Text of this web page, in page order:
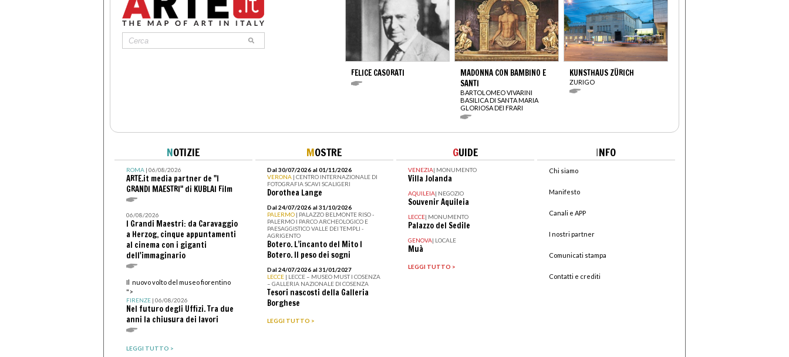
FELICE CASORATI
MADONNA CON BAMBINO E
SANTI
BARTOLOMEO VIVARINI
BASILICA DI SANTA MARIA
GLORIOSA DEI FRARI
KUNSTHAUS ZÜRICH
ZURIGO
NOTIZIE
ROMA| 06/08/2026
ARTE.it media partner de "I
GRANDI MAESTRI" di KUBLAI Film
06/08/2026
I Grandi Maestri: da Caravaggio
a Herzog, cinque appuntamenti
al cinema con i giganti
dell'immaginario
Il nuovo volto del museo fiorentino
">
FIRENZE| 06/08/2026
Nel futuro degli Uffizi. Tra due
anni la chiusura dei lavori
LEGGI TUTTO >
MOSTRE
Dal 30/07/2026 al 01/11/2026
VERONA | CENTRO INTERNAZIONALE DI
FOTOGRAFIA SCAVI SCALIGERI
Dorothea Lange
Dal 24/07/2026 al 31/10/2026
PALERMO | PALAZZO BELMONTE RISO -
PALERMO I PARCO ARCHEOLOGICO E
PAESAGGISTICO VALLE DEI TEMPLI -
AGRIGENTO
Botero. L’incanto del Mito I
Botero. Il peso dei sogni
Dal 24/07/2026 al 31/01/2027
LECCE | LECCE – MUSEO MUST I COSENZA
– GALLERIA NAZIONALE DI COSENZA
Tesori nascosti della Galleria
Borghese
LEGGI TUTTO >
GUIDE
VENEZIA| MONUMENTO
Villa Jolanda
AQUILEIA| NEGOZIO
Souvenir Aquileia
LECCE| MONUMENTO
Palazzo del Sedile
GENOVA| LOCALE
Muà
LEGGI TUTTO >
INFO
Chi siamo
Manifesto
Canali e APP
I nostri partner
Comunicati stampa
Contatti e crediti